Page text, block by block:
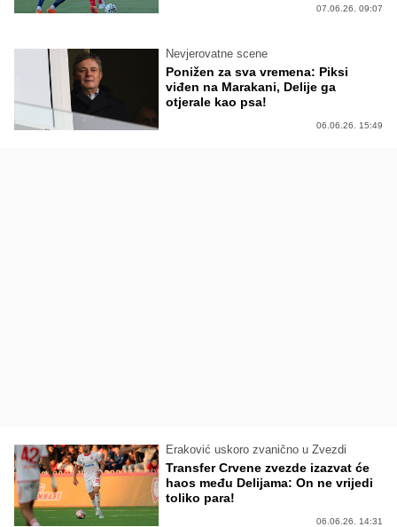
07.06.26. 09:07
Nevjerovatne scene
Ponižen za sva vremena: Piksi
viđen na Marakani, Delije ga
otjerale kao psa!
06.06.26. 15:49
Eraković uskoro zvanično u Zvezdi
Transfer Crvene zvezde izazvat će
haos među Delijama: On ne vrijedi
toliko para!
06.06.26. 14:31